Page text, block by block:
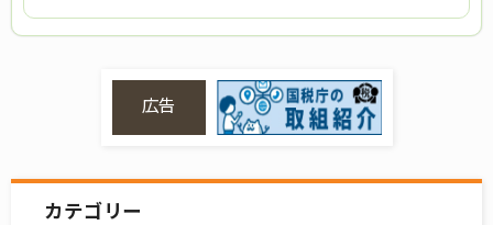
広告
カテゴリー